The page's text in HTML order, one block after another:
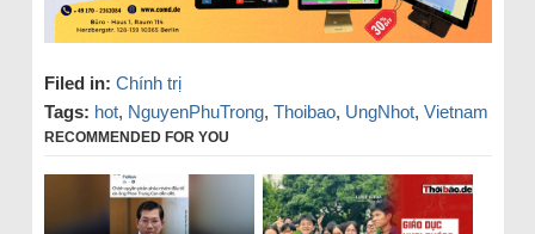
Filed in: Chính trị
Tags: hot, NguyenPhuTrong, Thoibao, UngNhot, Vietnam
RECOMMENDED FOR YOU